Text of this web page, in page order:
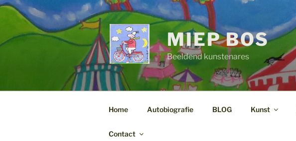
Ga
inhoud
MIEP BOS
Beeldend kunstenares
Home Autobiografie BLOG Kunst
Contact